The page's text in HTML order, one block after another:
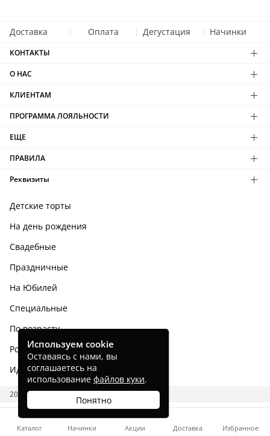
Доставка Оплата Дегустация Начинки
КОНТАКТЫ
О НАС
КЛИЕНТАМ
ПРОГРАММА ЛОЯЛЬНОСТИ
ЕЩЕ
ПРАВИЛА
Реквизиты
Детские торты
На день рождения
Свадебные
Праздничные
На Юбилей
Специальные
По возрасту
Родным и близким
Идеи тортов
2026 CAKES.RU
Каталог Начинки Акции Доставка Избранное
Используем cookie
Оставаясь с нами, вы
соглашаетесь на
использование файлов куки.
Понятно